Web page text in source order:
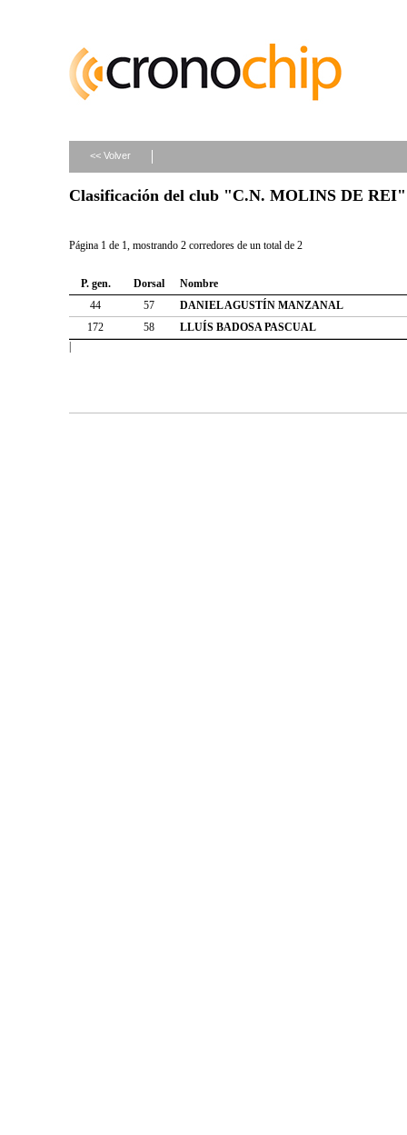
<< Volver
Clasificación del club "C.N. MOLINS DE REI"
Página 1 de 1, mostrando 2 corredores de un total de 2
P. gen. Dorsal
Nombre
44
57
DANIEL AGUSTÍN MANZANAL
172
58
LLUÍS BADOSA PASCUAL
|